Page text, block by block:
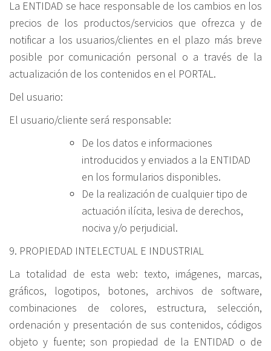
La ENTIDAD se hace responsable de los cambios en los
precios de los productos/servicios que ofrezca y de
notificar a los usuarios/clientes en el plazo más breve
posible por comunicación personal o a través de la
actualización de los contenidos en el PORTAL.
Del usuario:
El usuario/cliente será responsable:
De los datos e informaciones
introducidos y enviados a la ENTIDAD
en los formularios disponibles.
De la realización de cualquier tipo de
actuación ilícita, lesiva de derechos,
nociva y/o perjudicial.
9. PROPIEDAD INTELECTUAL E INDUSTRIAL
La totalidad de esta web: texto, imágenes, marcas,
gráficos, logotipos, botones, archivos de software,
combinaciones de colores, estructura, selección,
ordenación y presentación de sus contenidos, códigos
objeto y fuente; son propiedad de la ENTIDAD o de